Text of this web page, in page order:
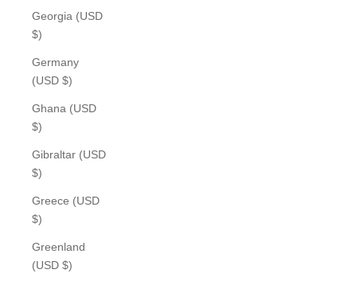
Georgia (USD
$)
Germany
(USD $)
Ghana (USD
$)
Gibraltar (USD
$)
Greece (USD
$)
Greenland
(USD $)